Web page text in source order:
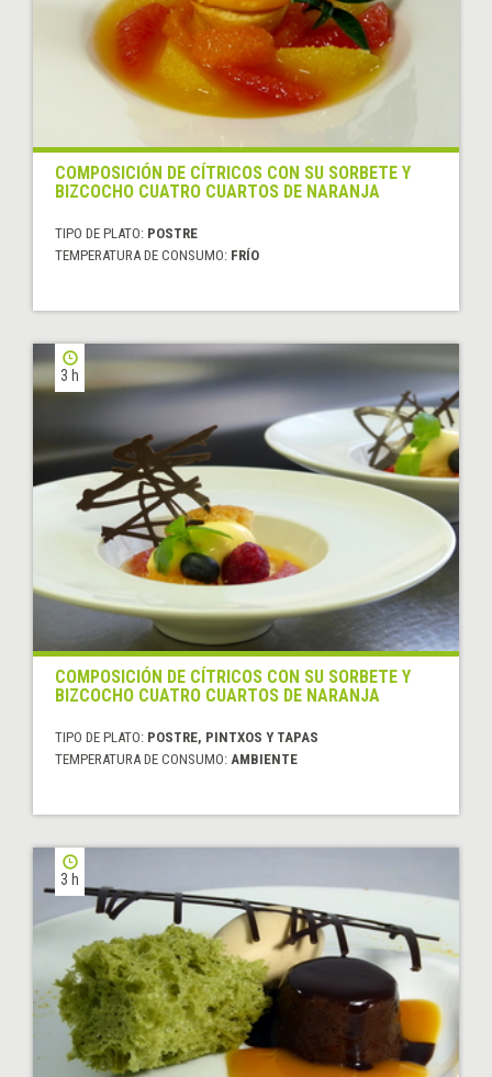
COMPOSICIÓN DE CÍTRICOS CON SU SORBETE Y
BIZCOCHO CUATRO CUARTOS DE NARANJA
TIPO DE PLATO: POSTRE
TEMPERATURA DE CONSUMO: FRÍO
3 h
COMPOSICIÓN DE CÍTRICOS CON SU SORBETE Y
BIZCOCHO CUATRO CUARTOS DE NARANJA
TIPO DE PLATO: POSTRE, PINTXOS Y TAPAS
TEMPERATURA DE CONSUMO: AMBIENTE
3 h